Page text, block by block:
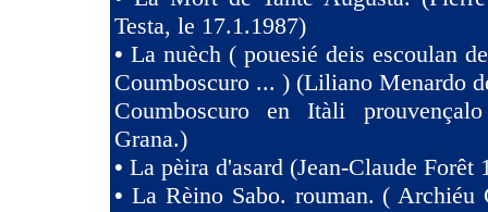
Testa, le 17.1.1987)
• La nuèch ( pouesié deis escoulan
Coumboscuro ... ) (Liliano Menardo
Coumboscuro en Itàli
Grana.)
• La pèira d'asard (Jean-Claude Forêt
• La Rèino Sabo. rouman. ( Archiéu